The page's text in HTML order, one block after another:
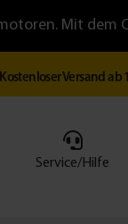
Mit dem
Kostenloser Versand ab
Service/Hilfe